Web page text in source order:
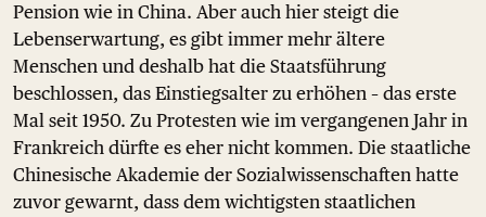
Pension wie in China. Aber auch hier steigt die
Lebenserwartung, es gibt immer mehr ältere
Menschen und deshalb hat die Staatsführung
beschlossen, das Einstiegsalter zu erhöhen – das erste
Mal seit 1950. Zu Protesten wie im vergangenen Jahr in
Frankreich dürfte es eher nicht kommen. Die staatliche
Chinesische Akademie der Sozialwissenschaften hatte
zuvor gewarnt, dass dem wichtigsten staatlichen